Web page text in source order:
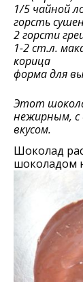
1/5 чайной
горсть
2 горсти
1-2 ст.л.
корица
форма для
Этот
нежирным,
вкусом.
Шоколад
шоколадом